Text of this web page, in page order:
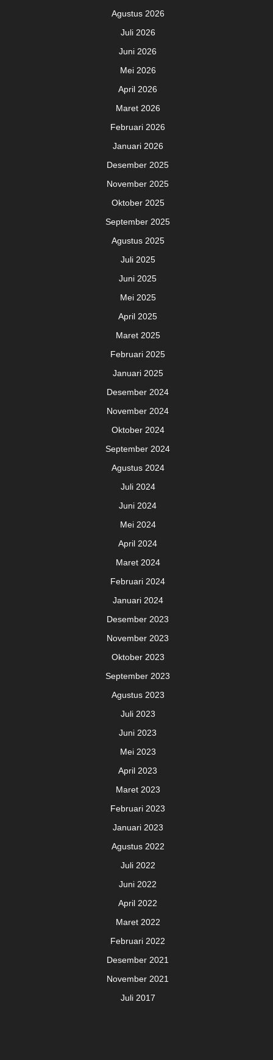
Agustus 2026
Juli 2026
Juni 2026
Mei 2026
April 2026
Maret 2026
Februari 2026
Januari 2026
Desember 2025
November 2025
Oktober 2025
September 2025
Agustus 2025
Juli 2025
Juni 2025
Mei 2025
April 2025
Maret 2025
Februari 2025
Januari 2025
Desember 2024
November 2024
Oktober 2024
September 2024
Agustus 2024
Juli 2024
Juni 2024
Mei 2024
April 2024
Maret 2024
Februari 2024
Januari 2024
Desember 2023
November 2023
Oktober 2023
September 2023
Agustus 2023
Juli 2023
Juni 2023
Mei 2023
April 2023
Maret 2023
Februari 2023
Januari 2023
Agustus 2022
Juli 2022
Juni 2022
April 2022
Maret 2022
Februari 2022
Desember 2021
November 2021
Juli 2017